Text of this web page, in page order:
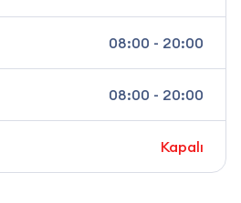
08:00 - 20:00
08:00 - 20:00
Kapalı